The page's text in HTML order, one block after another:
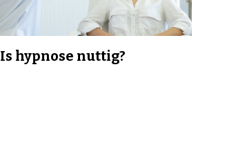
Is hypnose nuttig?